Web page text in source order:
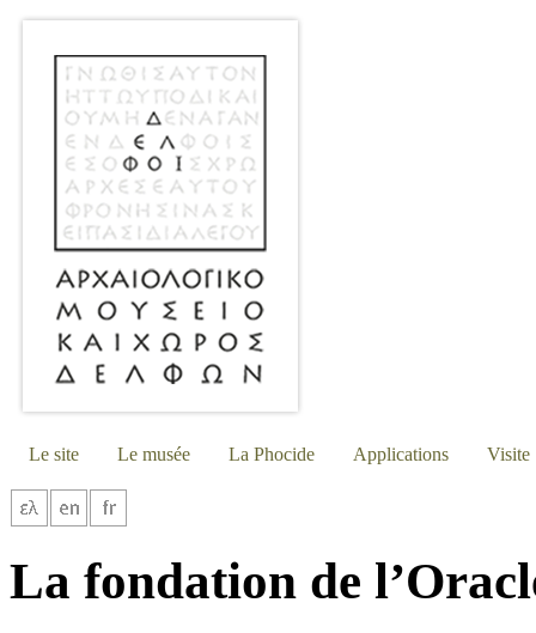
Le site Le musée La Phocide Applications Visite
La fondation de